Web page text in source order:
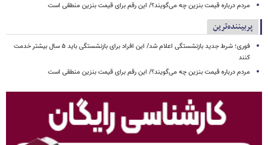
مردم درباره قیمت بنزین چه می‌گویند؟/ این رقم برای قیمت بنزین منطقی است
پربیننده‌ترین
فوری؛ شرط جدید بازنشستگی اعلام شد/ این افراد برای بازنشستگی باید ۵ سال بیشتر خدمت
کنند
مردم درباره قیمت بنزین چه می‌گویند؟/ این رقم برای قیمت بنزین منطقی است